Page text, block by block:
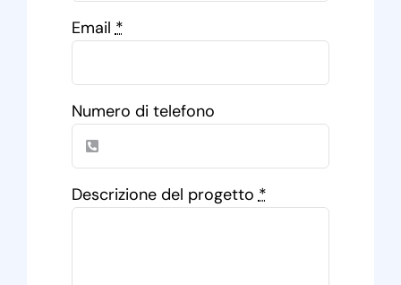
Email*
Numero di telefono
Descrizione del progetto*